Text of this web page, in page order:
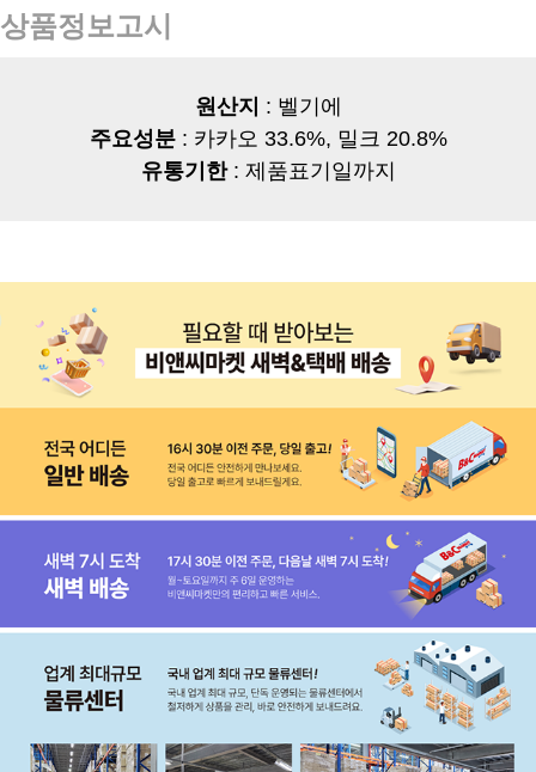
상품정보고시
원산지 : 벨기에
주요성분 : 카카오 33.6%, 밀크 20.8%
유통기한 : 제품표기일까지